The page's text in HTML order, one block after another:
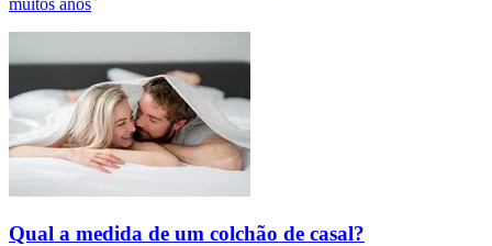
Qual a medida de um colchão de casal?